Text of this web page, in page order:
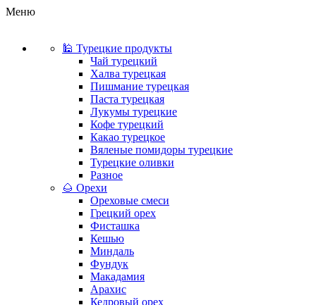
Меню
🕌 Турецкие продукты
Чай турецкий
Халва турецкая
Пишмание турецкая
Паста турецкая
Лукумы турецкие
Кофе турецкий
Какао турецкое
Вяленые помидоры турецкие
Турецкие оливки
Разное
🌰 Орехи
Ореховые смеси
Грецкий орех
Фисташка
Кешью
Миндаль
Фундук
Макадамия
Арахис
Кедровый орех